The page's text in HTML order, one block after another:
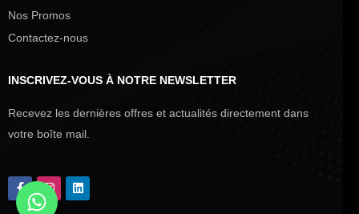
Nos Promos
Contactez-nous
INSCRIVEZ-VOUS À NOTRE NEWSLETTER
Recevez les dernières offres et actualités directement dans
votre boîte mail.